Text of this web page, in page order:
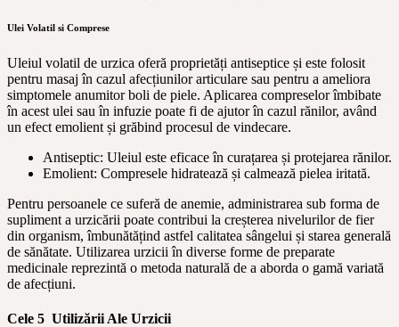
Ulei Volatil si Comprese
Uleiul volatil de urzica oferă proprietăți antiseptice și este folosit
pentru masaj în cazul afecțiunilor articulare sau pentru a ameliora
simptomele anumitor boli de piele. Aplicarea compreselor îmbibate
în acest ulei sau în infuzie poate fi de ajutor în cazul rănilor, având
un efect emolient și grăbind procesul de vindecare.
Antiseptic: Uleiul este eficace în curațarea și protejarea rănilor.
Emolient: Compresele hidratează și calmează pielea iritată.
Pentru persoanele ce suferă de anemie, administrarea sub forma de
supliment a urzicării poate contribui la creșterea nivelurilor de fier
din organism, îmbunătățind astfel calitatea sângelui și starea generală
de sănătate. Utilizarea urzicii în diverse forme de preparate
medicinale reprezintă o metoda naturală de a aborda o gamă variată
de afecțiuni.
Cele 5 Utilizării Ale Urzicii